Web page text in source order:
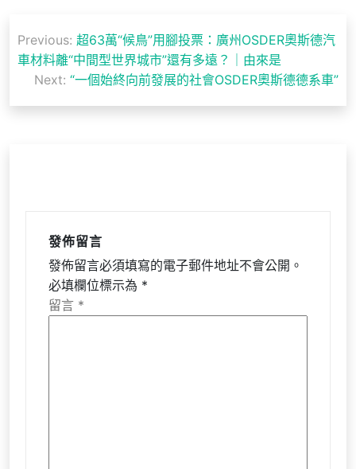
章
覽
Previous: 超63萬“候鳥”用腳投票：廣州OSDER奧斯德汽
車材料離“中間型世界城市”還有多遠？｜由來是
Next: “一個始終向前發展的社會OSDER奧斯德德系車”
發佈留言
發佈留言必須填寫的電子郵件地址不會公開。
必填欄位標示為 *
留言 *